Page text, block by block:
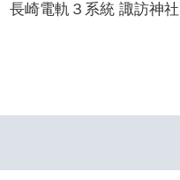
長崎電軌３系統 諏訪神